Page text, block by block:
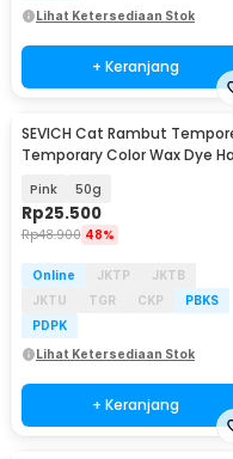
Lihat Ketersediaan Stok
+ Keranjang
SEVICH Cat Rambut
Temporary Color Wax Dye
Pink 50g
Rp25.500
Rp48.900 48%
Online JKTP
JKTB
JKTU
TGR CKP
PBKS
PDPK
Lihat Ketersediaan Stok
+ Keranjang